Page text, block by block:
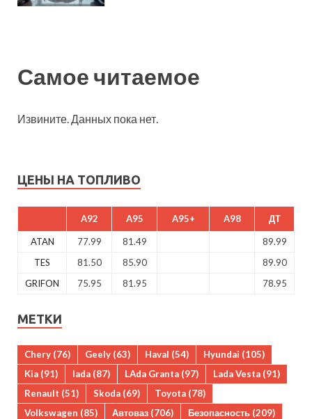
Самое читаемое
Извините. Данных пока нет.
ЦЕНЫ НА ТОПЛИВО
A92 A95 A95+ A98 ДТ
ATAN 77.99 81.49
89.99
TES
81.50 85.90
89.90
GRIFON
75.95 81.95 78.95
МЕТКИ
Chery (76) Geely (63) Haval (54) Hyundai (105)
Kia (91) lada (87) LAda Granta (97) Lada Vesta (91)
Renault (51) Skoda (69) Toyota (78)
Volkswagen (85) Автоваз (706) Безопасность (209)